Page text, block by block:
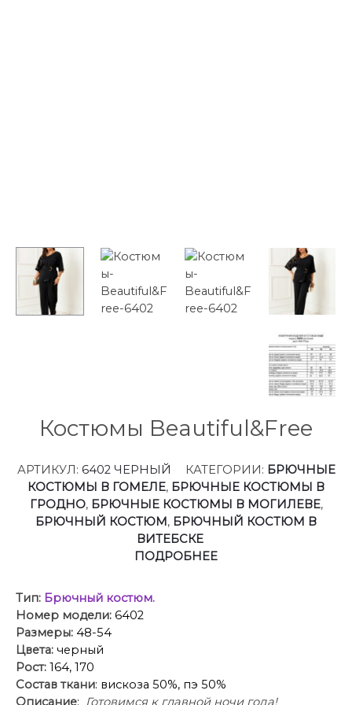
Костюмы Beautiful&Free
АРТИКУЛ: 6402 ЧЕРНЫЙ КАТЕГОРИИ: БРЮЧНЫЕ
КОСТЮМЫ В ГОМЕЛЕ, БРЮЧНЫЕ КОСТЮМЫ В
ГРОДНО, БРЮЧНЫЕ КОСТЮМЫ В МОГИЛЕВЕ,
БРЮЧНЫЙ КОСТЮМ, БРЮЧНЫЙ КОСТЮМ В
ВИТЕБСКЕ
ПОДРОБНЕЕ
Тип: Брючный костюм.
Номер модели: 6402
Размеры: 48-54
Цвета: черный
Рост: 164, 170
Состав ткани: вискоза 50%, пэ 50%
Описание: Готовимся к главной ночи года!